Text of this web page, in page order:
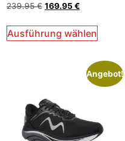
239.95€ 169.95€
Ausführung wählen
Angebot!